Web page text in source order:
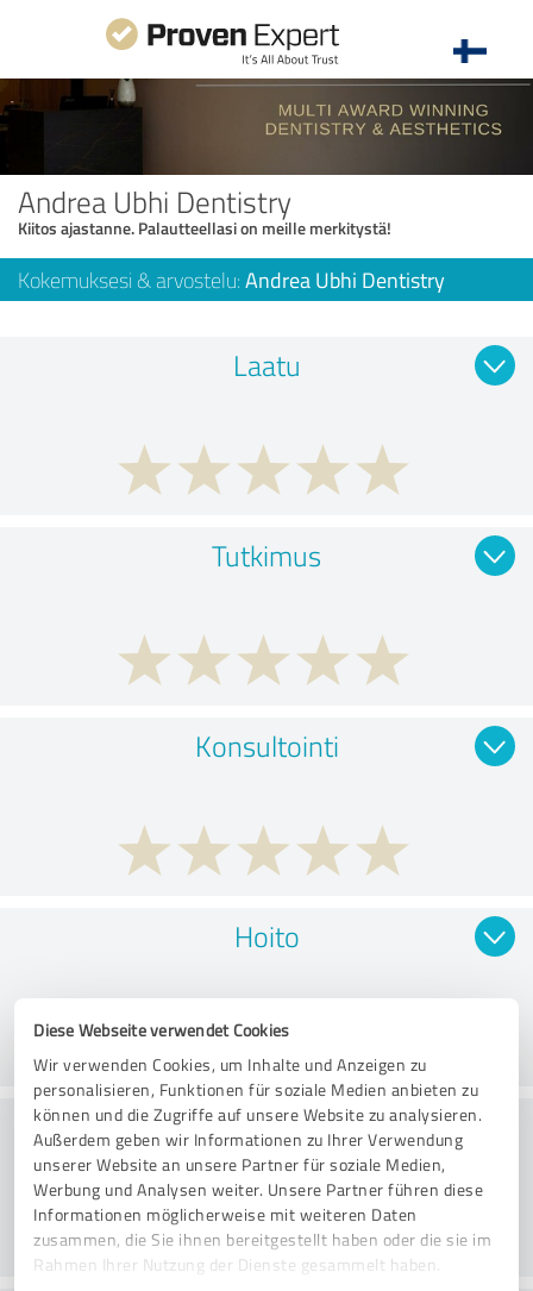
Diese Webseite verwendet Cookies
Wir verwenden Cookies, um Inhalte und Anzeigen zu
personalisieren, Funktionen für soziale Medien anbieten zu
können und die Zugriffe auf unsere Website zu analysieren.
Außerdem geben wir Informationen zu Ihrer Verwendung
unserer Website an unsere Partner für soziale Medien,
Werbung und Analysen weiter. Unsere Partner führen diese
Informationen möglicherweise mit weiteren Daten
zusammen, die Sie ihnen bereitgestellt haben oder die sie im
Rahmen Ihrer Nutzung der Dienste gesammelt haben.
Andrea Ubhi Dentistry
Kiitos ajastanne. Palautteellasi on meille merkitystä!
Kokemuksesi & arvostelu: Andrea Ubhi Dentistry
Laatu
Tutkimus
Konsultointi
Hoito
Harjoitus